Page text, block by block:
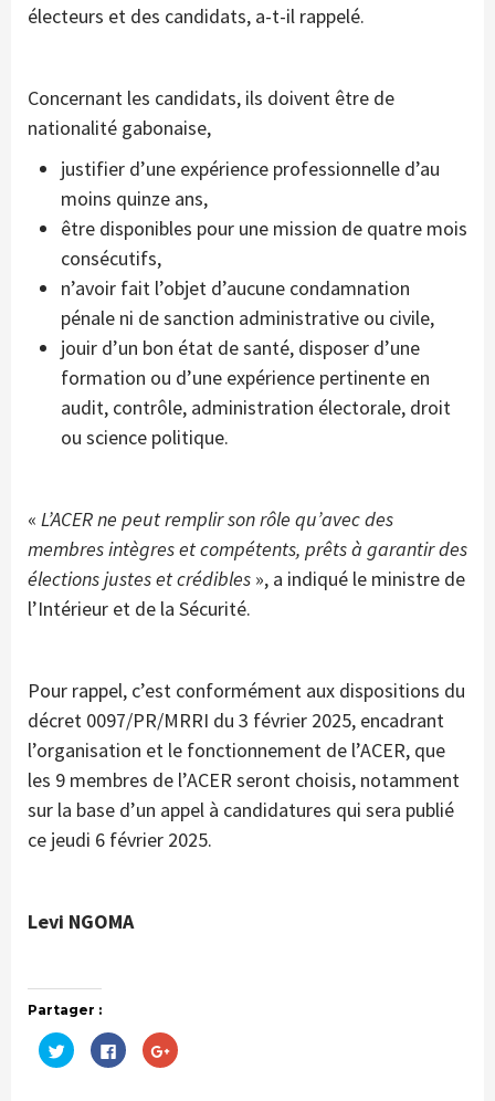
électeurs et des candidats, a-t-il rappelé.
Concernant les candidats, ils doivent être de
nationalité gabonaise,
justifier d’une expérience professionnelle d’au
moins quinze ans,
être disponibles pour une mission de quatre mois
consécutifs,
n’avoir fait l’objet d’aucune condamnation
pénale ni de sanction administrative ou civile,
jouir d’un bon état de santé, disposer d’une
formation ou d’une expérience pertinente en
audit, contrôle, administration électorale, droit
ou science politique.
« L’ACER ne peut remplir son rôle qu’avec des
membres intègres et compétents, prêts à garantir des
élections justes et crédibles », a indiqué le ministre de
l’Intérieur et de la Sécurité.
Pour rappel, c’est conformément aux dispositions du
décret 0097/PR/MRRI du 3 février 2025, encadrant
l’organisation et le fonctionnement de l’ACER, que
les 9 membres de l’ACER seront choisis, notamment
sur la base d’un appel à candidatures qui sera publié
ce jeudi 6 février 2025.
Levi NGOMA
Partager :
Cliquez
pour
partager
Cliquez
pour
partager
Cliquez
pour